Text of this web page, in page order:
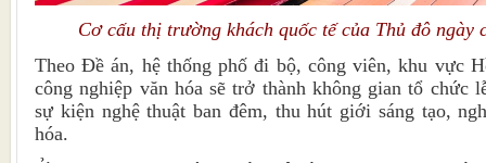
Cơ cấu thị trường khách quốc tế của Thủ đô ngày
Theo Đề án, hệ thống phố đi bộ, công viên, khu vực
công nghiệp văn hóa sẽ trở thành không gian tổ chức
sự kiện nghệ thuật ban đêm, thu hút giới sáng tạo,
hóa.